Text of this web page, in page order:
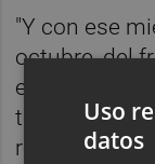
"Y con ese
octubre, del
eso pueda
todavía el
repuesto, en
Uso
datos